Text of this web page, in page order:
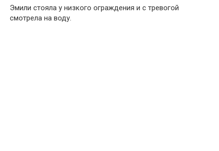
Эмили стояла у низкого ограждения и с тревогой
смотрела на воду.